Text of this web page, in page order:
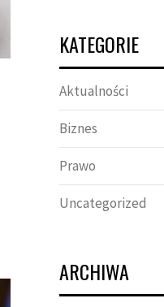
KATEGORIE
Aktualności
Biznes
Prawo
Uncategorized
ARCHIWA